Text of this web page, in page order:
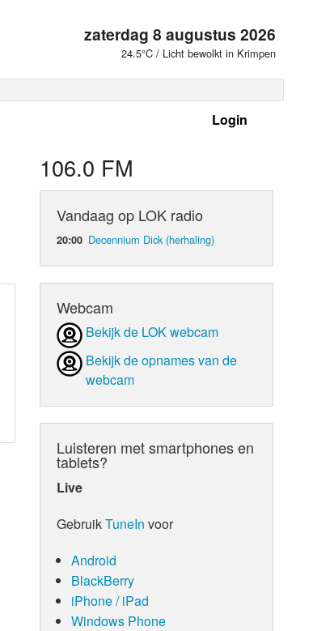
zaterdag 8 augustus 2026
24.5°C / Licht bewolkt in Krimpen
Login
106.0 FM
Vandaag op LOK radio
20:00 Decennium Dick (herhaling)
Webcam
Bekijk de LOK webcam
Bekijk de opnames van de
webcam
Luisteren met smartphones en
tablets?
Live
GebruikTuneIn voor
Android
BlackBerry
iPhone / iPad
Windows Phone